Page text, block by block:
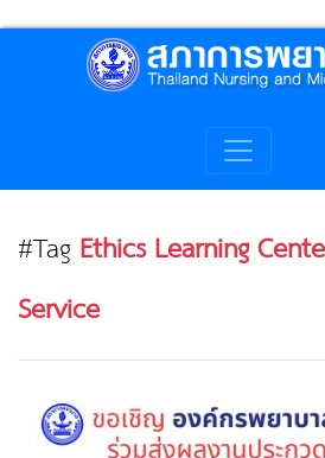
#Tag Ethics Learning
Service